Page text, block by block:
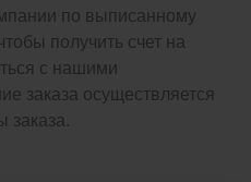
по выписанному
получить счет на
с нашими
заказа осуществляется
заказа.